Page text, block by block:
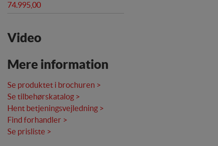
74.995,00
Video
Mere information
Se produktet i brochuren >
Se tilbehørskatalog >
Hent betjeningsvejledning >
Find forhandler >
Se prisliste >
Fx ved at indsamle besøgsstatistik om antal besøg og
indsamler brugerens digitale fodspor på tværs af
interesserer sig for/søger på for at kunne
personalisere indholdet på en hjemmeside - dvs. vise
indhold, som kan være interessant for den enkelte
bruger.